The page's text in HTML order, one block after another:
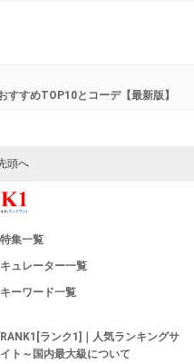
すすめTOP10とコーデ【最新版】
頭へ
特集一覧
キュレーター一覧
キーワード一覧
RANK1[ランク1]｜人気ランキングサ
イト～国内最大級について